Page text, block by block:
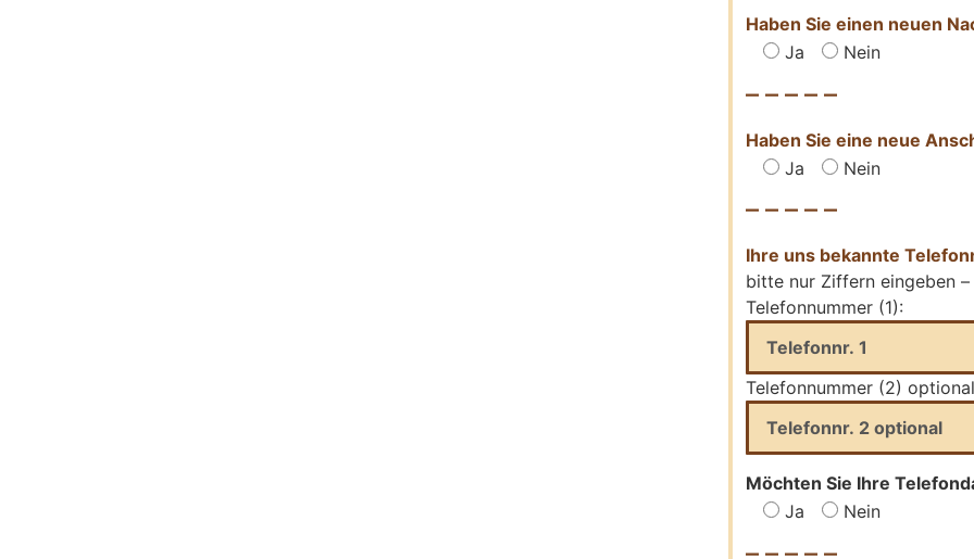
Haben Sie einen neuen
Ja
Nein
– – – – –
Haben Sie eine neue
Ja
Nein
– – – – –
Ihre uns bekannte
bitte nur Ziffern eingeben –
Telefonnummer (1):
Telefonnummer (2)
Möchten Sie Ihre
Ja
Nein